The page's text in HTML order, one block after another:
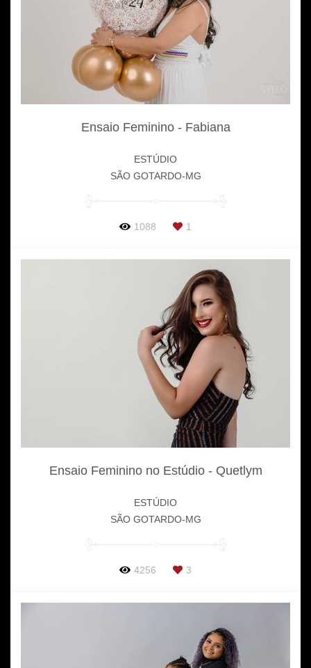
Ensaio Feminino - Fabiana
ESTÚDIO
SÃO GOTARDO-MG
1088 1
Ensaio Feminino no Estúdio - Quetlym
ESTÚDIO
SÃO GOTARDO-MG
4256 3